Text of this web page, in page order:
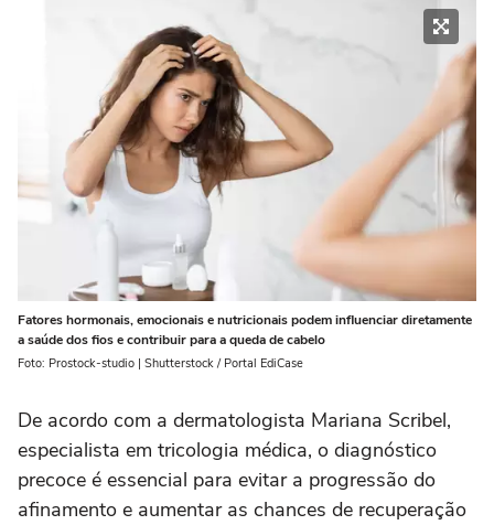
Fatores hormonais, emocionais e nutricionais podem influenciar diretamente
a saúde dos fios e contribuir para a queda de cabelo
Foto: Prostock-studio | Shutterstock / Portal EdiCase
De acordo com a dermatologista Mariana Scribel,
especialista em tricologia médica, o diagnóstico
precoce é essencial para evitar a progressão do
afinamento e aumentar as chances de recuperação